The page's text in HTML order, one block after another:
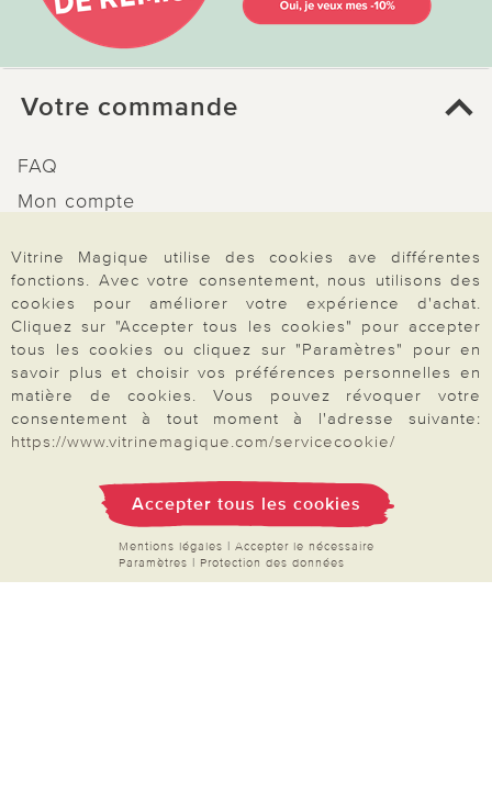
Votre commande
FAQ
Mon compte
Demande de catalogue
Données personnelles
Droit de rétractation
Rétractation
Paiement & Livraison
À propos de nous
Vitrine Magique utilise des cookies ave différentes
fonctions. Avec votre consentement, nous utilisons des
cookies pour améliorer votre expérience d'achat.
Cliquez sur "Accepter tous les cookies" pour accepter
tous les cookies ou cliquez sur "Paramètres" pour en
savoir plus et choisir vos préférences personnelles en
matière de cookies. Vous pouvez révoquer votre
consentement à tout moment à l'adresse suivante:
https://www.vitrinemagique.com/servicecookie/
Accepter tous les cookies
Mentions légales | Accepter le nécessaire
Paramètres | Protection des données